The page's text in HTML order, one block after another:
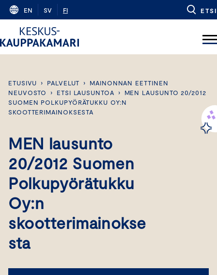
Skip
content
EN SV FI ETSI
ETUSIVU › PALVELUT ›
MAINONNAN EETTINEN
NEUVOSTO
› ETSI LAUSUNTOA ›
MEN LAUSUNTO 20/2012
SUOMEN POLKUPYÖRÄTUKKU OY:N
SKOOTTERIMAINOKSESTA
MEN lausunto
20/2012 Suomen
Polkupyörätukku
Oy:n
skootterimainokse
sta